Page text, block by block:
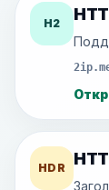
H2
HDR